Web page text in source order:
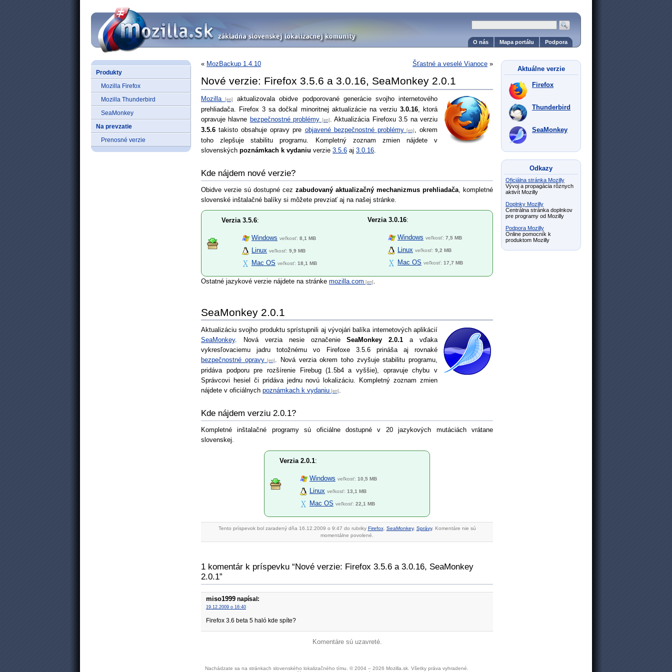
O nás Mapa portálu Podpora
Produkty
Mozilla Firefox
Mozilla Thunderbird
SeaMonkey
Na prevzatie
Prenosné verzie
Aktuálne verzie
Firefox
Thunderbird
SeaMonkey
Odkazy
Oficiálna stránka Mozilly
Vývoj a propagácia rôznych
aktivít Mozilly
Doplnky Mozilly
Centrálna stránka doplnkov
pre programy od Mozilly
Podpora Mozilly
Online pomocník k
produktom Mozilly
« MozBackup 1.4.10 Šťastné a veselé Vianoce »
Nové verzie: Firefox 3.5.6 a 3.0.16, SeaMonkey 2.0.1
Mozilla
aktualizovala obidve podporované generácie svojho internetového
prehliadača. Firefox 3 sa dočkal minoritnej aktualizácie na verziu 3.0.16, ktorá
opravuje hlavne bezpečnostné problémy
. Aktualizácia Firefoxu 3.5 na verziu
3.5.6 takisto obsahuje opravy pre objavené bezpečnostné problémy
, okrem
toho zlepšuje stabilitu programu. Kompletný zoznam zmien nájdete v
slovenských poznámkach k vydaniu verzie 3.5.6 aj 3.0.16.
Kde nájdem nové verzie?
Obidve verzie sú dostupné cez zabudovaný aktualizačný mechanizmus prehliadača, kompletné
slovenské inštalačné balíky si môžete prevziať aj na našej stránke.
Verzia 3.0.16:
Windows veľkosť: 7,5 MB
Linux veľkosť: 9,2 MB
Mac OS veľkosť: 17,7 MB
Verzia 3.5.6:
Windows veľkosť: 8,1 MB
Linux veľkosť: 9,9 MB
Mac OS veľkosť: 18,1 MB
Ostatné jazykové verzie nájdete na stránke mozilla.com .
SeaMonkey 2.0.1
Aktualizáciu svojho produktu sprístupnili aj vývojári balíka internetových aplikácií
SeaMonkey. Nová verzia nesie označenieSeaMonkey 2.0.1 a vďaka
vykresľovaciemu jadru totožnému vo Firefoxe 3.5.6 prináša aj rovnaké
bezpečnostné opravy
. Nová verzia okrem toho zvyšuje stabilitu programu,
pridáva podporu pre rozšírenie Firebug (1.5b4 a vyššie), opravuje chybu v
Správcovi hesiel či pridáva jednu novú lokalizáciu. Kompletný zoznam zmien
nájdete v oficiálnych poznámkach k vydaniu
Kde nájdem verziu 2.0.1?
Kompletné inštalačné programy sú oficiálne dostupné v 20 jazykových mutáciách vrátane
slovenskej.
Verzia 2.0.1:
Windows veľkosť: 10,5 MB
Linux veľkosť: 13,1 MB
Mac OS veľkosť: 22,1 MB
Tento príspevok bol zaradený dňa 16.12.2009 o 9:47 do rubriky Firefox, SeaMonkey, Správy. Komentáre nie sú
momentálne povolené.
1 komentár k príspevku “Nové verzie: Firefox 3.5.6 a 3.0.16, SeaMonkey
2.0.1”
miso1999 napísal:
19.12.2009 o 16:40
Firefox 3.6 beta 5 haló kde spíte?
Komentáre sú uzavreté.
Nachádzate sa na stránkach slovenského lokalizačného tímu. © 2004 – 2026 Mozilla.sk. Všetky práva vyhradené.